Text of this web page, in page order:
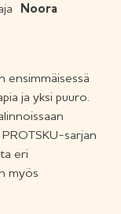
Noora
ensimmäisessä
ja yksi puuro.
sarjan
eri
myös